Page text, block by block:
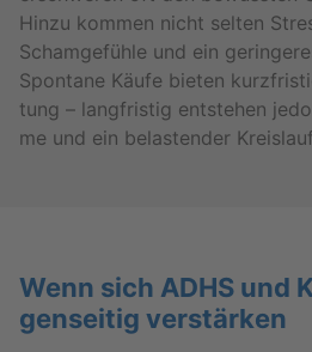
Hinzu kom­men nicht sel­ten
Scham­ge­füh­le und ein
Spon­ta­ne Käufe bie­ten
tung – lang­fris­tig ent­ste­hen
me und ein be­las­ten­der
Wenn sich ADHS und
gen­sei­tig ver­stär­ken